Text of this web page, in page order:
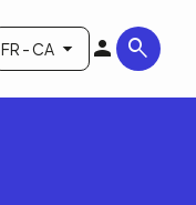
FR - CA